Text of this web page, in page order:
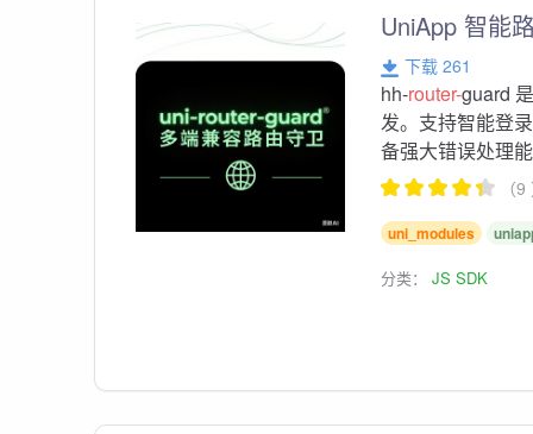
UniApp 智能
下载 261
hh-router-guard
发。支持智能登
备强大错误处理
（
uni_modules
分类：JS SDK